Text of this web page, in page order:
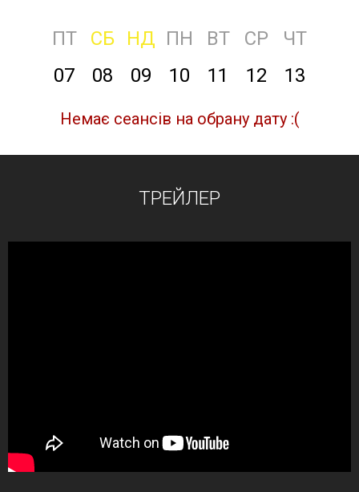
ПТ СБ НД ПН ВТ СР
ЧТ
07
08 09 10 11 12 13
Немає сеансів на обрану дату :(
ТРЕЙЛЕР